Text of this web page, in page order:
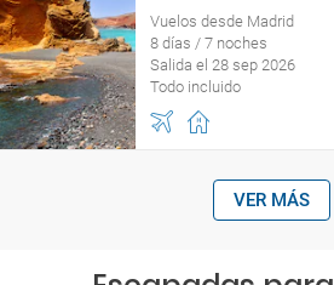
Vuelos desde Madrid
8 días / 7 noches
Salida el 28 sep 2026
Todo incluido
VER MÁS